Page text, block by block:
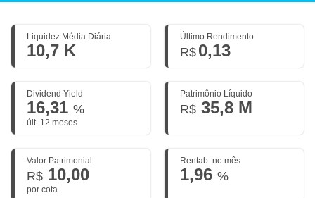
Liquidez Média Diária
10,7 K
Último Rendimento
R$ 0,13
Dividend Yield
16,31 %
últ. 12 meses
Patrimônio Líquido
R$ 35,8 M
Valor Patrimonial
R$ 10,00
por cota
Rentab. no mês
1,96 %